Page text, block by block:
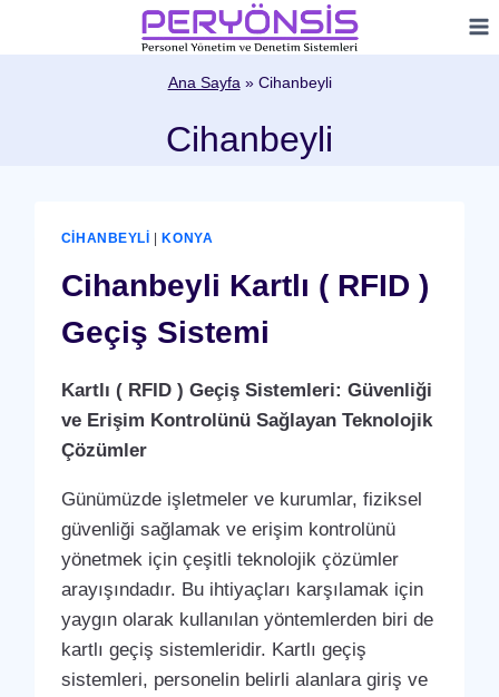
Ana Sayfa» Cihanbeyli
Cihanbeyli
CIHANBEYLI |KONYA
Cihanbeyli Kartlı ( RFID )
Geçiş Sistemi
Kartlı ( RFID ) Geçiş Sistemleri: Güvenliği
ve Erişim Kontrolünü Sağlayan Teknolojik
Çözümler
Günümüzde işletmeler ve kurumlar, fiziksel
güvenliği sağlamak ve erişim kontrolünü
yönetmek için çeşitli teknolojik çözümler
arayışındadır. Bu ihtiyaçları karşılamak için
yaygın olarak kullanılan yöntemlerden biri de
kartlı geçiş sistemleridir. Kartlı geçiş
sistemleri, personelin belirli alanlara giriş ve